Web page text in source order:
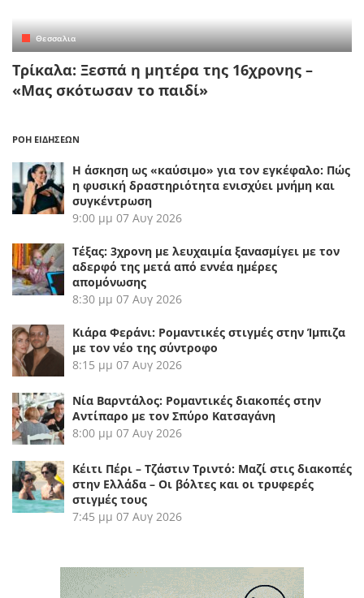
Θεσσαλια
Τρίκαλα: Ξεσπά η μητέρα της 16χρονης –
«Μας σκότωσαν το παιδί»
ΡΟΗ ΕΙΔΗΣΕΩΝ
Η άσκηση ως «καύσιμο» για τον εγκέφαλο: Πώς
η φυσική δραστηριότητα ενισχύει μνήμη και
συγκέντρωση
9:00 μμ 07 Αυγ 2026
Τέξας: 3χρονη με λευχαιμία ξανασμίγει με τον
αδερφό της μετά από εννέα ημέρες
απομόνωσης
8:30 μμ 07 Αυγ 2026
Κιάρα Φεράνι: Ρομαντικές στιγμές στην Ίμπιζα
με τον νέο της σύντροφο
8:15 μμ 07 Αυγ 2026
Νία Βαρντάλος: Ρομαντικές διακοπές στην
Αντίπαρο με τον Σπύρο Κατσαγάνη
8:00 μμ 07 Αυγ 2026
Κέιτι Πέρι – Τζάστιν Τριντό: Μαζί στις διακοπές
στην Ελλάδα – Οι βόλτες και οι τρυφερές
στιγμές τους
7:45 μμ 07 Αυγ 2026